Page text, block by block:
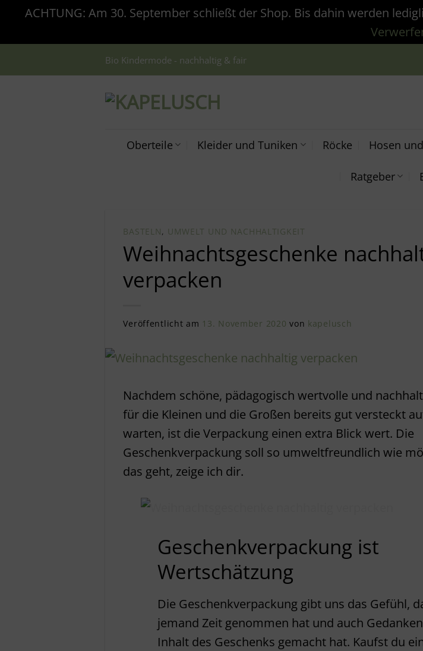
ACHTUNG: Am 30. September schließt der Shop. Bis dahin werden
Inhalt
Bio Kindermode - nachhaltig & fair
Oberteile Kleider und Tuniken Röcke Hosen
Ratgeber
BASTELN, UMWELT UND NACHHALTIGKEIT
Weihnachtsgeschenke
verpacken
Veröffentlicht am 13. November 2020 von kapelusch
Nachdem schöne, pädagogisch wertvolle und
für die Kleinen und die Großen bereits gut versteckt
warten, ist die Verpackung einen extra Blick wert. Die
Geschenkverpackung soll so umweltfreundlich wie
das geht, zeige ich dir.
Geschenkverpackung ist
Wertschätzung
Die Geschenkverpackung gibt uns das Gefühl,
jemand Zeit genommen hat und auch
Inhalt des Geschenks gemacht hat. Kaufst du